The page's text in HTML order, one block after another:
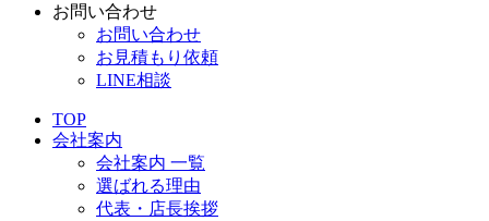
お問い合わせ
お問い合わせ
お見積もり依頼
LINE相談
TOP
会社案内
会社案内 一覧
選ばれる理由
代表・店長挨拶